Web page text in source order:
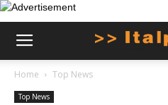
Home Top News
Top News